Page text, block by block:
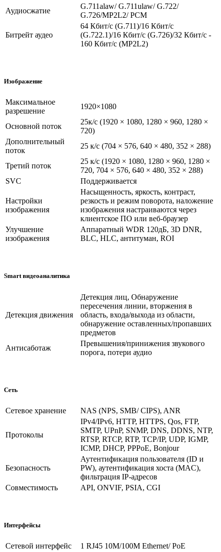
Аудиосжатие
G.711alaw/ G.711ulaw/ G.722/
G.726/MP2L2/ PCM
Битрейт аудео
64 Кбит/с (G.711)/16 Кбит/с
(G.722.1)/16 Кбит/с (G.726)/32 Кбит/с -
160 Кбит/с (MP2L2)
Изображение
Максимальное
разрешение
1920×1080
Основной поток
25к/с (1920 × 1080, 1280 × 960, 1280 ×
720)
Дополнительный
поток
25 к/с (704 × 576, 640 × 480, 352 × 288)
Третий поток
25 к/с (1920 × 1080, 1280 × 960, 1280 ×
720, 704 × 576, 640 × 480, 352 × 288)
SVC
Поддерживается
Настройки
изображения
Насыщенность, яркость, контраст,
резкость и режим поворота, наложение
изображения настраиваются через
клиентское ПО или веб-браузер
Улучшение
изображения
Аппаратный WDR 120дБ, 3D DNR,
BLC, HLC, антитуман, ROI
Smart видеоаналитика
Детекция движения
Детекция лиц, Обнаружение
пересечения линии, вторжения в
область, входа/выхода из области,
обнаружение оставленных/пропавших
предметов
Антисаботаж
Превышения/принижения звукового
порога, потери аудио
Сеть
Сетевое хранение NAS (NPS, SMB/ CIPS), ANR
Протоколы
IPv4/IPv6, HTTP, HTTPS, Qos, FTP,
SMTP, UPnP, SNMP, DNS, DDNS, NTP,
RTSP, RTCP, RTP, TCP/IP, UDP, IGMP,
ICMP, DHCP, PPPoE, Bonjour
Безопасность
Аутентификация пользователя (ID и
PW), аутентификация хоста (MAC),
фильтрация IP-адресов
Совместимость
API, ONVIF, PSIA, CGI
Интерфейсы
Сетевой интерфейс
1 RJ45 10M/100M Ethernet/ PoE